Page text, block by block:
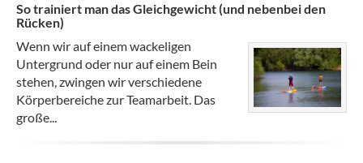
So trainiert man das Gleichgewicht (und nebenbei den
Rücken)
Wenn wir auf einem wackeligen
Untergrund oder nur auf einem Bein
stehen, zwingen wir verschiedene
Körperbereiche zur Teamarbeit. Das
große...